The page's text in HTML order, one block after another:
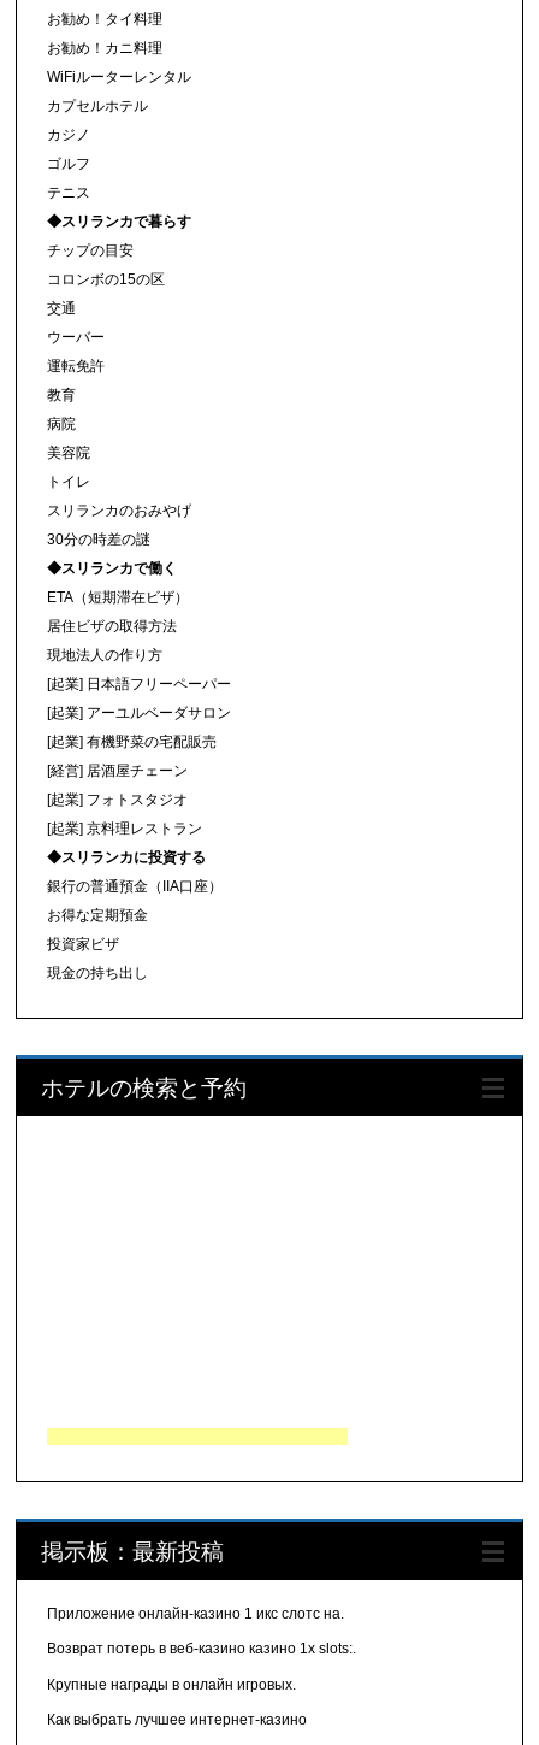
お勧め！タイ料理
お勧め！カニ料理
WiFiルーターレンタル
カプセルホテル
カジノ
ゴルフ
テニス
◆スリランカで暮らす
チップの目安
コロンボの15の区
交通
ウーバー
運転免許
教育
病院
美容院
トイレ
スリランカのおみやげ
30分の時差の謎
◆スリランカで働く
ETA（短期滞在ビザ）
居住ビザの取得方法
現地法人の作り方
[起業] 日本語フリーペーパー
[起業] アーユルベーダサロン
[起業] 有機野菜の宅配販売
[経営] 居酒屋チェーン
[起業] フォトスタジオ
[起業] 京料理レストラン
◆スリランカに投資する
銀行の普通預金（IIA口座）
お得な定期預金
投資家ビザ
現金の持ち出し
ホテルの検索と予約
掲示板：最新投稿
Приложение онлайн-казино 1 икс слотс на.
Возврат потерь в веб-казино казино 1x slots:.
Крупные награды в онлайн игровых.
Как выбрать лучшее интернет-казино